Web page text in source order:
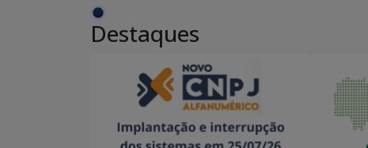
Destaques